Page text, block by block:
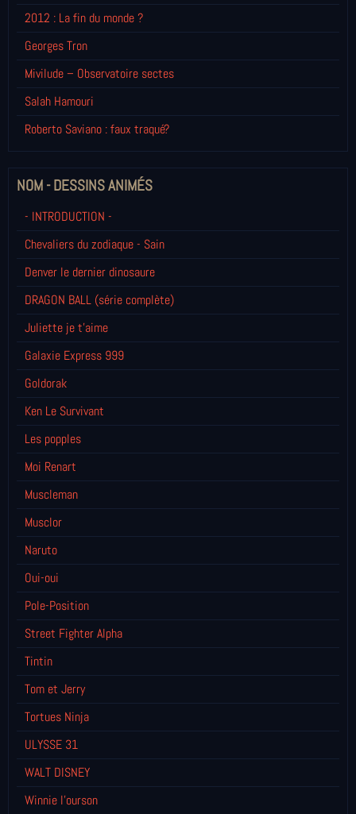
2012 : La fin du monde ?
Georges Tron
Mivilude – Observatoire sectes
Salah Hamouri
Roberto Saviano : faux traqué?
NOM - DESSINS ANIMÉS
- INTRODUCTION -
Chevaliers du zodiaque - Sain
Denver le dernier dinosaure
DRAGON BALL (série complète)
Juliette je t’aime
Galaxie Express 999
Goldorak
Ken Le Survivant
Les popples
Moi Renart
Muscleman
Musclor
Naruto
Oui-oui
Pole-Position
Street Fighter Alpha
Tintin
Tom et Jerry
Tortues Ninja
ULYSSE 31
WALT DISNEY
Winnie l’ourson